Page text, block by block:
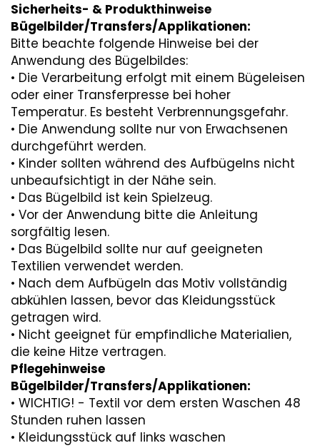
Sicherheits- & Produkthinweise
Bügelbilder/Transfers/Applikationen:
Bitte beachte folgende Hinweise bei der
Anwendung des Bügelbildes:
• Die Verarbeitung erfolgt mit einem Bügeleisen
oder einer Transferpresse bei hoher
Temperatur. Es besteht Verbrennungsgefahr.
• Die Anwendung sollte nur von Erwachsenen
durchgeführt werden.
• Kinder sollten während des Aufbügelns nicht
unbeaufsichtigt in der Nähe sein.
• Das Bügelbild ist kein Spielzeug.
• Vor der Anwendung bitte die Anleitung
sorgfältig lesen.
• Das Bügelbild sollte nur auf geeigneten
Textilien verwendet werden.
• Nach dem Aufbügeln das Motiv vollständig
abkühlen lassen, bevor das Kleidungsstück
getragen wird.
• Nicht geeignet für empfindliche Materialien,
die keine Hitze vertragen.
Pflegehinweise
Bügelbilder/Transfers/Applikationen:
• WICHTIG! - Textil vor dem ersten Waschen 48
Stunden ruhen lassen
• Kleidungsstück auf links waschen